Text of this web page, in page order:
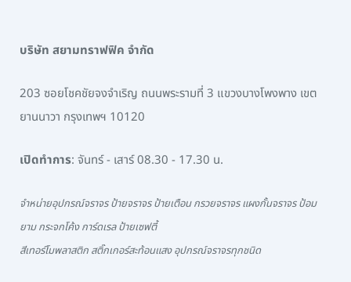
บริษัท สยามทราฟฟิค จำกัด
203 ซอยโชคชัยจงจำเริญ ถนนพระรามที่ 3 แขวงบางโพงพาง เขต
ยานนาวา กรุงเทพฯ 10120
เปิดทำการ: จันทร์ - เสาร์ 08.30 - 17.30 น.
จำหน่ายอุปกรณ์จราจร ป้ายจราจร ป้ายเตือน กรวยจราจร แผงกั้นจราจร ป้อม
ยาม กระจกโค้ง การ์ดเรล ป้ายเซฟตี้
สีเทอร์โมพลาสติก สติ๊กเกอร์สะท้อนแสง อุปกรณ์จราจรทุกชนิด